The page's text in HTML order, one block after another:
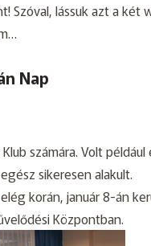
Szóval, lássuk azt a két
Nap
számára. Volt például
sikeresen alakult.
korán, január 8-án
Központban.